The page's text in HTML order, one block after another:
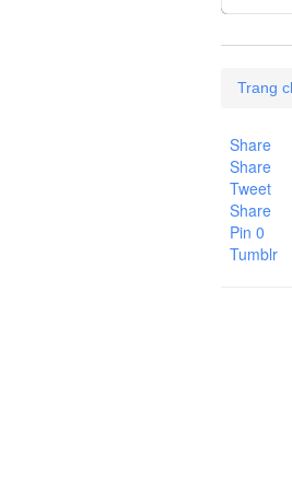
Trang
Share
Share
Tweet
Share
Pin 0
Tumblr